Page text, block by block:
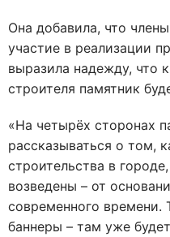
Она добавила, что
участие в реализации
выразила надежду, что
строителя памятник
«На четырёх сторонах
рассказываться о том,
строительства в
возведены – от
современного времени.
баннеры – там уже